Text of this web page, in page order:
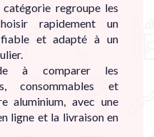
regroupe les
rapidement un
fiable et adapté à un
à comparer les
consommables et
aluminium, avec une
ligne et la livraison en